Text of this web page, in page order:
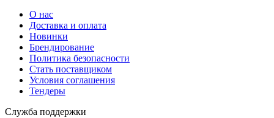
О нас
Доставка и оплата
Новинки
Брендирование
Политика безопасности
Стать поставщиком
Условия соглашения
Тендеры
Служба поддержки